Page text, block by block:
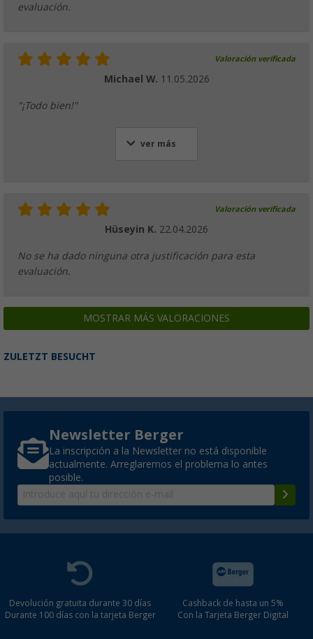
evaluación.
Valoración verificada
Michael W. 11.05.2026
"¡Todo bien!"
ver más
Valoración verificada
Hüseyin K. 22.04.2026
No se ha dado ninguna otra justificación para esta
evaluación.
MOSTRAR MÁS VALORACIONES
ZULETZT BESUCHT
Newsletter Berger
La inscripción a la Newsletter no está disponible
actualmente. Arreglaremos el problema lo antes
posible.
Devolución gratuita durante 30 días
Durante 100 días con la tarjeta Berger
Cashback de hasta un 5%
Con la Tarjeta Berger Digital